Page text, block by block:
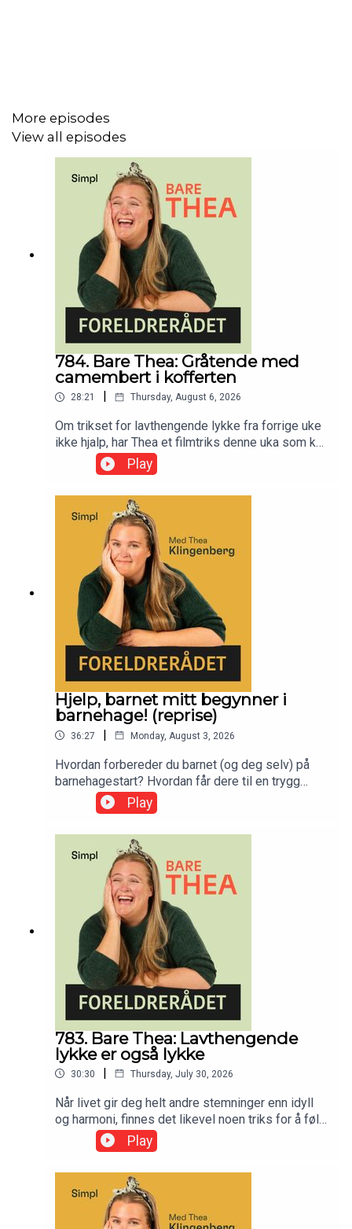
More episodes
View all episodes
784. Bare Thea: Gråtende med
camembert i kofferten
28:21 Thursday, August 6, 2026
Om trikset for lavthengende lykke fra forrige uke
ikke hjalp, har Thea et filmtriks denne uka som kan
funke. Og IKKE avlys sommeren før den faktisk er
Play
Hjelp, barnet mitt begynner i
barnehage! (reprise)
36:27 | Monday, August 3, 2026
Hvordan forbereder du barnet (og deg selv) på
barnehagestart? Hvordan får dere til en trygg
tilvenning – og hvordan få til et godt samarbeid
med de som skal møte barnet ditt hver dag? Med
Denne episoden ble først publisert 12.mai 2025
Play
783. Bare Thea: Lavthengende
lykke er også lykke
30:30 | Thursday, July 30, 2026
Når livet gir deg helt andre stemninger enn idyll
og harmoni, finnes det likevel noen triks for å føle
seg bedre.
Play